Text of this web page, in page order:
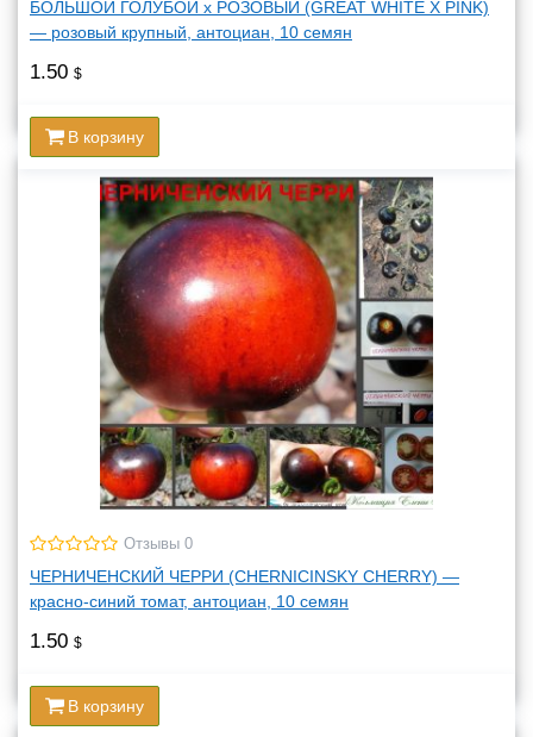
БОЛЬШОЙ ГОЛУБОЙ х РОЗОВЫЙ (GREAT WHITE X PINK)
— розовый крупный, антоциан, 10 семян
1.50 $
В корзину
Отзывы 0
ЧЕРНИЧЕНСКИЙ ЧЕРРИ (CHERNICINSKY CHERRY) —
красно-синий томат, антоциан, 10 семян
1.50 $
В корзину